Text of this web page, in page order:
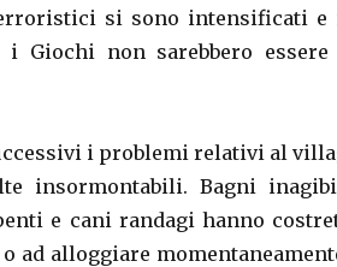
si sono intensificati e
Giochi non sarebbero essere
i problemi relativi al
insormontabili. Bagni
e cani randagi hanno
ad alloggiare